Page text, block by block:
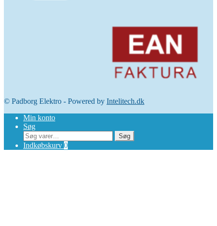
© Padborg Elektro - Powered by Intelitech.dk
Min konto
Søg
Søg
efter:
Søg
Indkøbskurv 0